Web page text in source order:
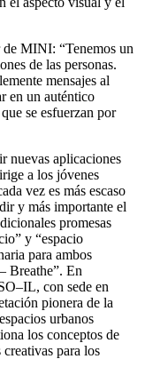
de MINI: “Tenemos un
de las personas.
mensajes al
en un auténtico
se esfuerzan por
nuevas aplicaciones
a los jóvenes
vez es más escaso
y más importante el
promesas
y “espacio
para ambos
Breathe”. En
con sede en
pionera de la
urbanos
los conceptos de
para los